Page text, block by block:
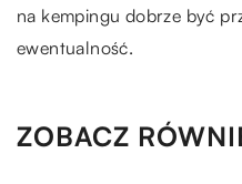
na kempingu dobrze być
ewentualność.
ZOBACZ